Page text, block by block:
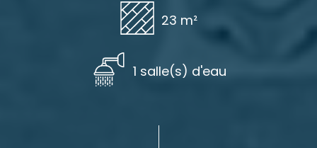
23 m²
1 salle(s) d'eau